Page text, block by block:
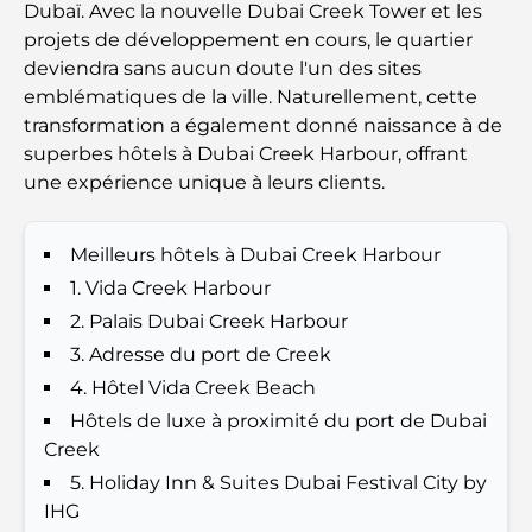
Écoles à proximité de Palm Jumeirah : un guide
complet pour les familles
Les meilleurs hôtels de Business Bay, à Dubaï :
votre guide ultime
mélange de saveurs et de paysages
Restaurants avec vue sur le Burj Al Arab :
Dubaï
Clubs de plage de Palm Jumeirah : Guide complet
2026
Restaurants italiens du centre-ville de Dubaï : un
Dubaï. Avec la nouvelle Dubai Creek Tower et les
projets de développement en cours, le quartier
deviendra sans aucun doute l'un des sites
emblématiques de la ville. Naturellement, cette
transformation a également donné naissance à de
superbes hôtels à Dubai Creek Harbour, offrant
une expérience unique à leurs clients.
Meilleurs hôtels à Dubai Creek Harbour
1. Vida Creek Harbour
2. Palais Dubai Creek Harbour
3. Adresse du port de Creek
4. Hôtel Vida Creek Beach
Hôtels de luxe à proximité du port de Dubai
Creek
5. Holiday Inn & Suites Dubai Festival City by
IHG